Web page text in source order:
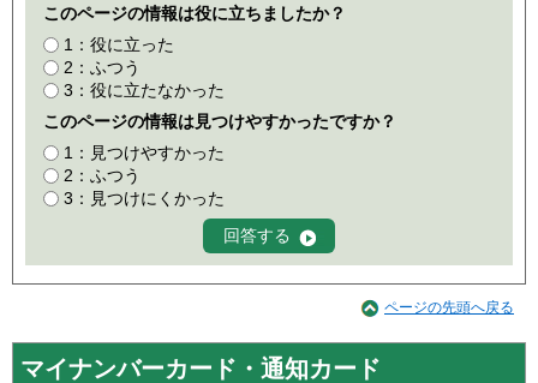
このページの情報は役に立ちましたか？
1：役に立った
2：ふつう
3：役に立たなかった
このページの情報は見つけやすかったですか？
1：見つけやすかった
2：ふつう
3：見つけにくかった
ページの先頭へ戻る
マイナンバーカード・通知カード